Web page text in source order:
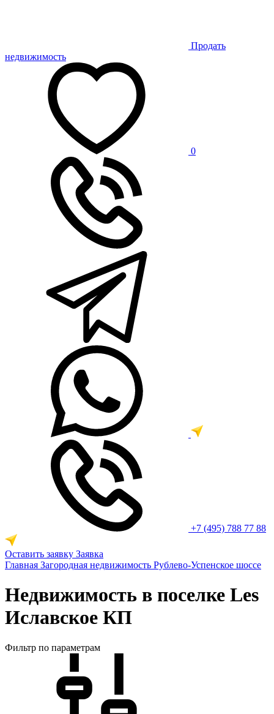
Продать
недвижимость
0
+7 (495) 788 77 88
Оставить заявку Заявка
Главная Загородная недвижимость Рублево-Успенское шоссе
Недвижимость в поселке Les
Иславское КП
Фильтр по параметрам